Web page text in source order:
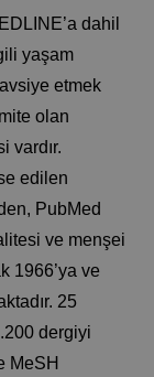
dahil
yaşam
etmek
olan
vardır.
edilen
PubMed
ve menşei
1966’ya ve
25
dergiyi
MeSH